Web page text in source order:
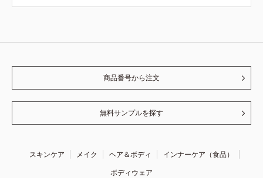
商品番号から注文
無料サンプルを探す
スキンケア メイク ヘア＆ボディ
インナーケア（食品）
ボディウェア